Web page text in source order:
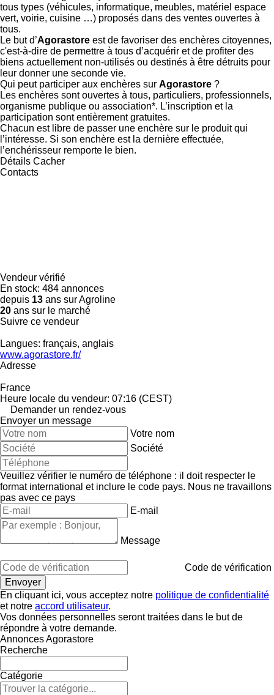
tous types (véhicules, informatique, meubles, matériel espace
vert, voirie, cuisine …) proposés dans des ventes ouvertes à
tous.
Le but d’Agorastore est de favoriser des enchères citoyennes,
c'est-à-dire de permettre à tous d’acquérir et de profiter des
biens actuellement non-utilisés ou destinés à être détruits pour
leur donner une seconde vie.
Qui peut participer aux enchères sur Agorastore ?
Les enchères sont ouvertes à tous, particuliers, professionnels,
organisme publique ou association*. L’inscription et la
participation sont entièrement gratuites.
Chacun est libre de passer une enchère sur le produit qui
l’intéresse. Si son enchère est la dernière effectuée,
l’enchérisseur remporte le bien.
Détails Cacher
Contacts
Vendeur vérifié
En stock: 484 annonces
depuis 13 ans sur Agroline
20 ans sur le marché
Suivre ce vendeur
Langues: français, anglais
www.agorastore.fr/
Adresse
France
Heure locale du vendeur: 07:16 (CEST)
Demander un rendez-vous
Envoyer un message
Votre nom
Société
Veuillez vérifier le numéro de téléphone : il doit respecter le
format international et inclure le code pays. Nous ne travaillons
pas avec ce pays
E-mail
Message
Code de vérification
En cliquant ici, vous acceptez notre politique de confidentialité
et notre accord utilisateur.
Vos données personnelles seront traitées dans le but de
répondre à votre demande.
Annonces Agorastore
Recherche
Catégorie